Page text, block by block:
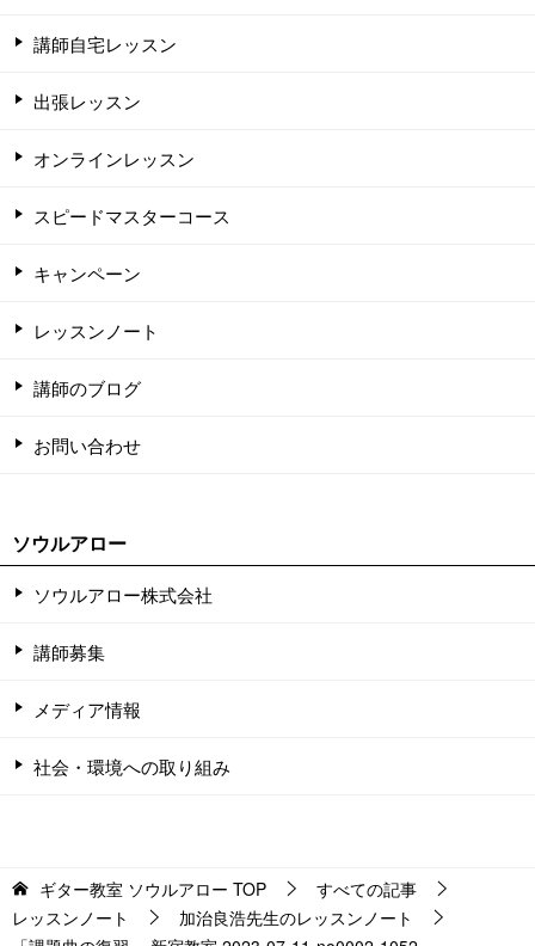
講師自宅レッスン
出張レッスン
オンラインレッスン
スピードマスターコース
キャンペーン
レッスンノート
講師のブログ
お問い合わせ
ソウルアロー
ソウルアロー株式会社
講師募集
メディア情報
社会・環境への取り組み
ギター教室 ソウルアロー TOP
すべての記事
レッスンノート
加治良浩先生のレッスンノート